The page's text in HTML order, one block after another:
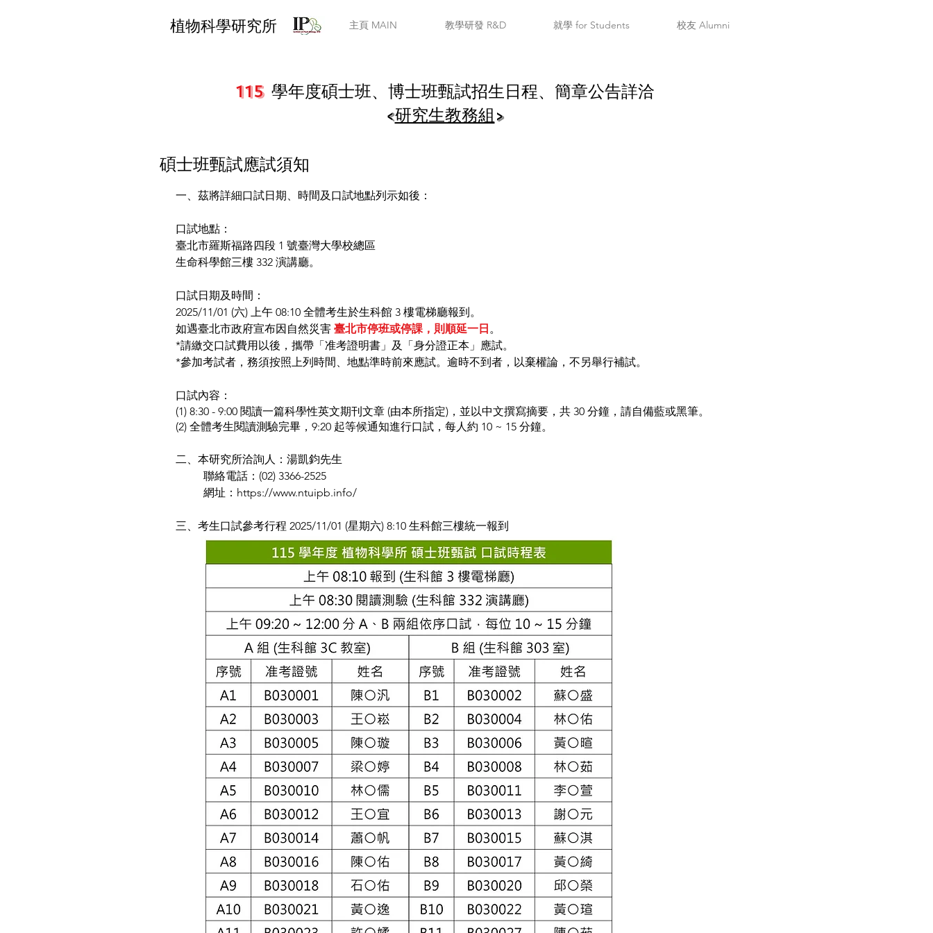
​植物科學研究所 主頁 MAIN 教學研發 R&D 就學 for Students 校友 Alumni
115 學年度碩士班、博士班甄試招生日程、簡章公告詳洽
<研究生教務組>
碩士班甄試應試須知
一、茲將詳細口試日期、時間及口試地點列示如後：
口試地點：
臺北市羅斯福路四段 1 號臺灣大學校總區
生命科學館三樓 332 演講廳。
口試日期及時間：
2025/11/01 (六) 上午 08:10 全體考生於生科館 3 樓電梯廳報到。
如遇臺北市政府宣布因自然災害 臺北市停班或停課，則順延一日。
*請繳交口試費用以後，攜帶「准考證明書」及「身分證正本」應試。
*參加考試者，務須按照上列時間、地點準時前來應試。逾時不到者，以棄權論，不另舉行補試。
口試內容：
(1) 8:30 - 9:00 閱讀一篇科學性英文期刊文章 (由本所指定)，並以中文撰寫摘要，共 30 分鐘，請自備藍或黑筆。
(2) 全體考生閱讀測驗完畢，9:20 起等候通知進行口試，每人約 10 ~ 15 分鐘。
二、本研究所洽詢人：湯凱鈞先生
聯絡電話：(02) 3366-2525
網址： https://www.ntuipb.info/
三、考生口試參考行程 ​ 2025/11/01 (星期六) 8:10 生科館三樓統一報到